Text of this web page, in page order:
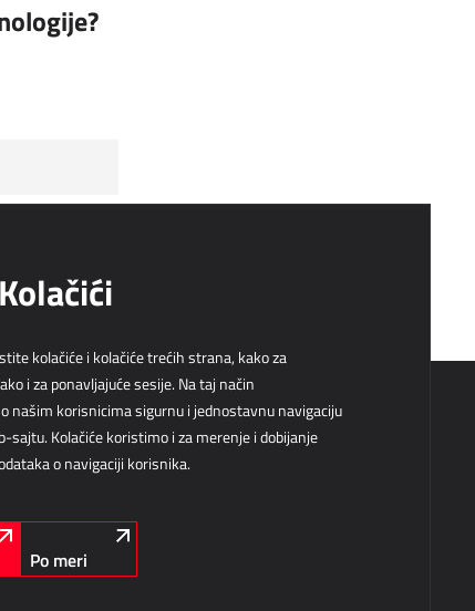
City Business Park
Beograd
Kolačići
kolačiće i kolačiće trećih strana, kako za
i za ponavljajuće sesije. Na taj način
našim korisnicima sigurnu i jednostavnu navigaciju
sajtu. Kolačiće koristimo i za merenje i dobijanje
o navigaciji korisnika.
Po meri